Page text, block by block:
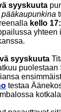
syyskuuta
kello
yhteen
syyskuuta
puolestaan
testaa